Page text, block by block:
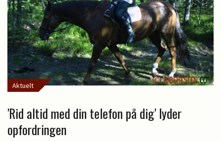
Aktuelt
'Rid altid med din telefon på dig' lyder
opfordringen